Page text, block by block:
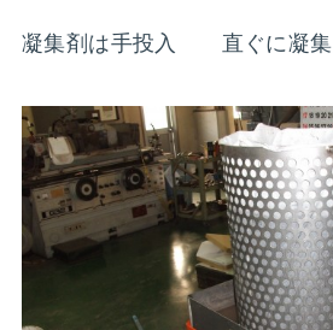
凝集剤は手投入 直ぐに凝集